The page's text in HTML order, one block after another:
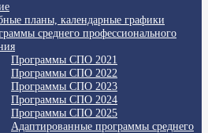
планы, календарные графики
среднего профессионального
Программы СПО 2021
Программы СПО 2022
Программы СПО 2023
Программы СПО 2024
Программы СПО 2025
Адаптированные программы среднего